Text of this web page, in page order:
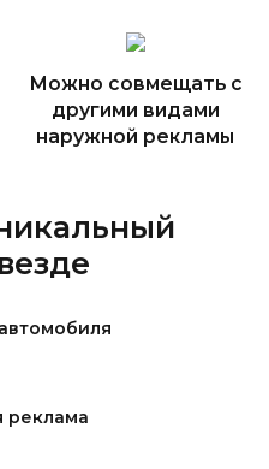
Можно совмещать с
другими видами
наружной рекламы
реклама